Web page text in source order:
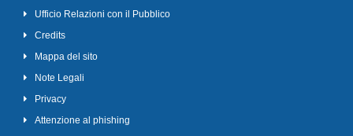
Ufficio Relazioni con il Pubblico
Credits
Mappa del sito
Note Legali
Privacy
Attenzione al phishing